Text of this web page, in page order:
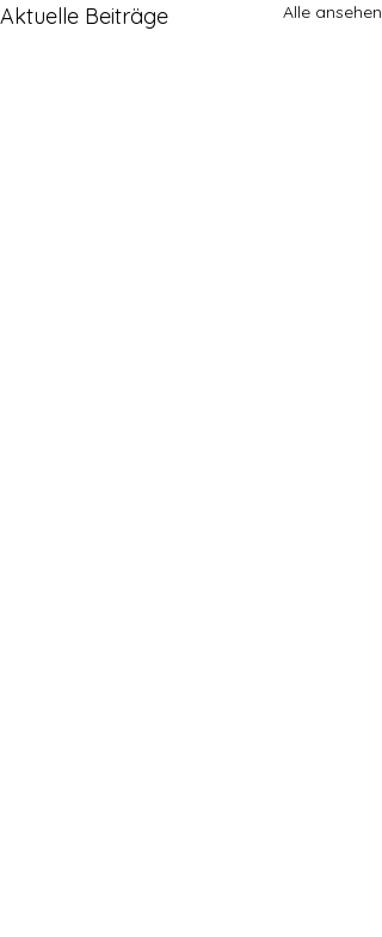
Aktuelle Beiträge Alle ansehen